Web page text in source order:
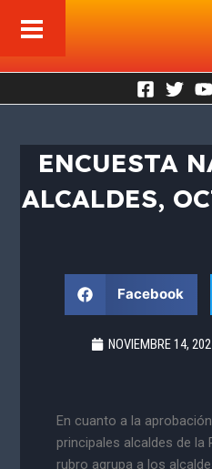
contenido
ENCUESTA
ALCALDES,
Facebook
NOVIEMBRE 14,
En cuanto a la
principales alcaldes de la
rubro agrupa a los